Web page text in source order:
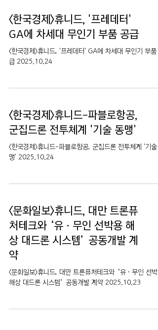
<한국경제>휴니드, '프레데터'
GA에 차세대 무인기 부품 공급
<한국경제>휴니드, '프레데터' GA에 차세대 무인기 부품
급 2025.10.24
<한국경제>휴니드-파블로항공,
군집드론 전투체계 '기술 동맹'
<한국경제>휴니드-파블로항공, 군집드론 전투체계 '기술
맹' 2025.10.24
<문화일보>휴니드, 대만 트론퓨
처테크와 ‘유·무인 선박용 해
상 대드론 시스템’ 공동개발 계
약
<문화일보>휴니드, 대만 트론퓨처테크와 ‘유·무인 선박
해상 대드론 시스템’ 공동개발 계약 2025.10.23